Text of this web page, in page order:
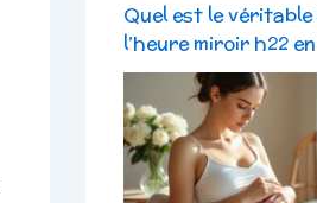
Quel est le
l’heure miroir h22